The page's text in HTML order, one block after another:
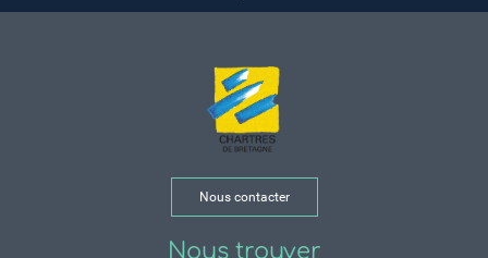
Nous contacter
Nous trouver